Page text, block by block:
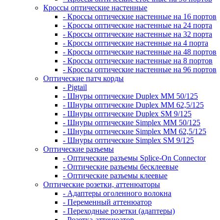
Кроссы оптические настенные
- Кроссы оптические настенные на 16 портов
- Кроссы оптические настенные на 24 порта
- Кроссы оптические настенные на 32 порта
- Кроссы оптические настенные на 4 порта
- Кроссы оптические настенные на 48 портов
- Кроссы оптические настенные на 8 портов
- Кроссы оптические настенные на 96 портов
Оптические патч корды
- Pigtail
- Шнуры оптические Duplex MM 50/125
- Шнуры оптические Duplex MM 62,5/125
- Шнуры оптические Duplex SM 9/125
- Шнуры оптические Simplex MM 50/125
- Шнуры оптические Simplex MM 62,5/125
- Шнуры оптические Simplex SM 9/125
Оптические разъемы
- Оптические разъемы Splice-On Connector
- Оптические разъемы бесклеевые
- Оптические разъемы клеевые
Оптические розетки, аттенюаторы
- Адаптеры оголенного волокна
- Переменный аттенюатор
- Переходные розетки (адаптеры)